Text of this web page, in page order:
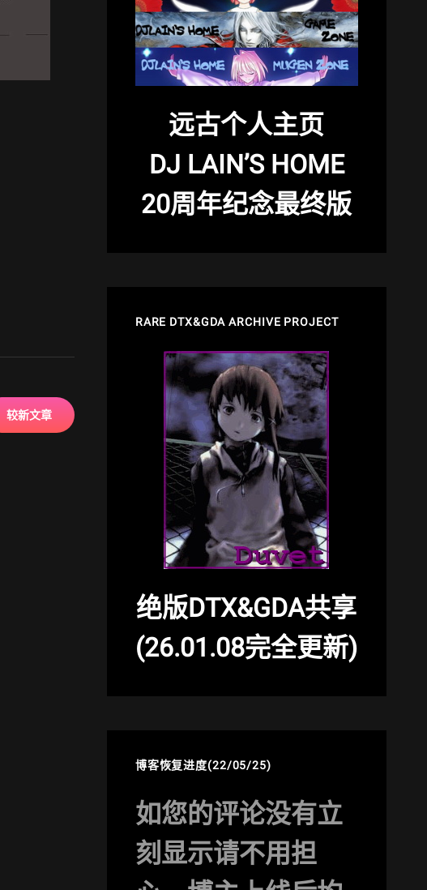
较新文章
远古个人主页
DJ LAIN’S HOME
20周年纪念最终版
RARE DTX&GDA ARCHIVE PROJECT
绝版DTX&GDA共享
(26.01.08完全更新)
博客恢复进度(22/05/25)
如您的评论没有立
刻显示请不用担